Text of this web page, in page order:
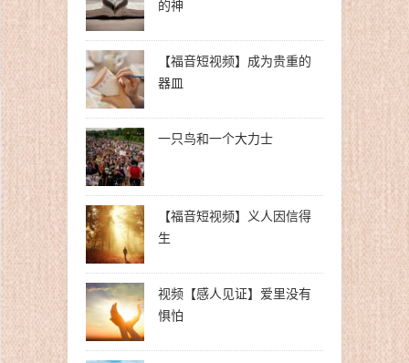
的神
【福音短视频】成为贵重的
器皿
一只鸟和一个大力士
【福音短视频】义人因信得
生
视频【感人见证】爱里没有
惧怕